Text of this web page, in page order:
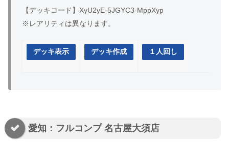
【デッキコード】XyU2yE-5JGYC3-MppXyp
※レアリティは異なります。
デッキ表示 デッキ作成 １人回し
愛知：フルコンプ 名古屋大須店